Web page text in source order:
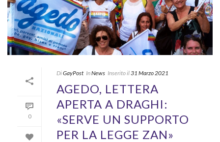
0
DiGayPost InNews Inserito il31 Marzo 2021
AGEDO, LETTERA
APERTA A DRAGHI:
«SERVE UN SUPPORTO
PER LA LEGGE ZAN»